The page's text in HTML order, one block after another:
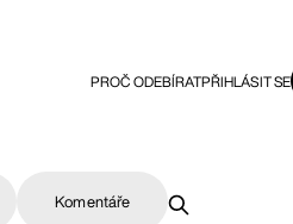
PROČ ODEBÍRATPŘIHLÁSIT SE
Komentáře